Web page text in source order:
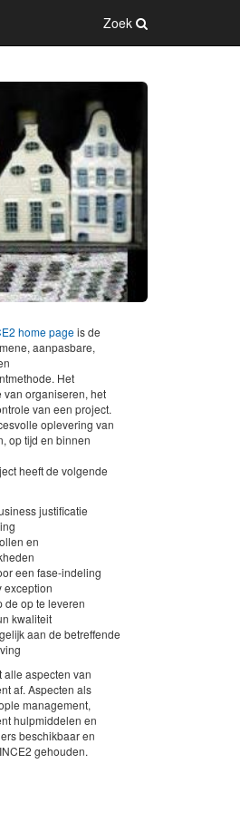
Zoek
home pageis de
aanpasbare,
Het
van organiseren, het
van een project.
oplevering van
op tijd en binnen
heeft de volgende
justificatie
en
een fase-indeling
exception
de op te leveren
kwaliteit
aan de betreffende
alle aspecten van
af. Aspecten als
management,
hulpmiddelen en
beschikbaar en
gehouden.